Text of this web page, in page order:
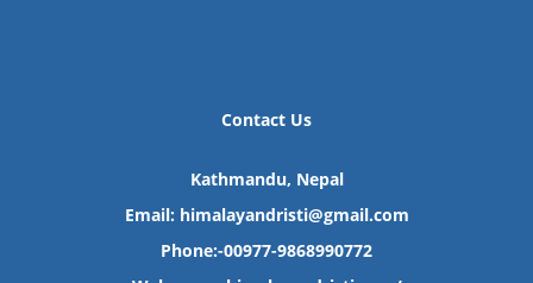
Contact Us
Kathmandu, Nepal
Email: himalayandristi@gmail.com
Phone:-00977-9868990772